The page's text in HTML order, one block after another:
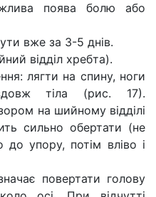
поява болю або
вже за 3-5 днів.
відділ хребта).
на спину, ноги
тіла (рис. 17).
на шийному відділі
сильно обертати (не
до упору, потім вліво і
повертати голову